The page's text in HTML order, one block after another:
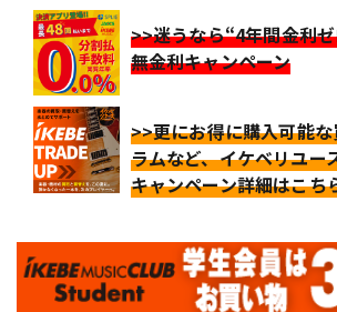
>>迷うなら“4年間金利
無金利キャンペーン
>>更にお得に購入可能
ラムなど、イケベリユー
キャンペーン詳細はこち